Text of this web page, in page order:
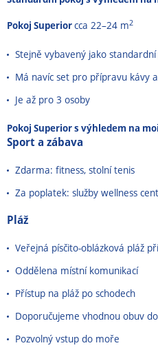
Pokoj Superiorcca 22–24 m2
Stejně vybavený jako
Má navíc set pro přípravu kávy
Je až pro 3 osoby
Pokoj Superior s výhledem na
Sport a zábava
Zdarma: fitness, stolní tenis
Za poplatek: služby wellness
Pláž
Veřejná písčito-oblázková pláž
Oddělena místní komunikací
Přístup na pláž po schodech
Doporučujeme vhodnou obuv
Pozvolný vstup do moře